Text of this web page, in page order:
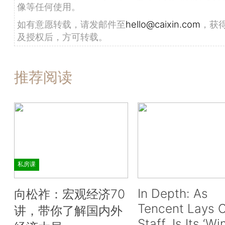
像等任何使用。
如有意愿转载，请发邮件至hello@caixin.com ，获
及授权后，方可转载。
推荐阅读
私房课
向松祚：宏观经济70
讲，带你了解国内外
In Depth: As
Tencent Lays